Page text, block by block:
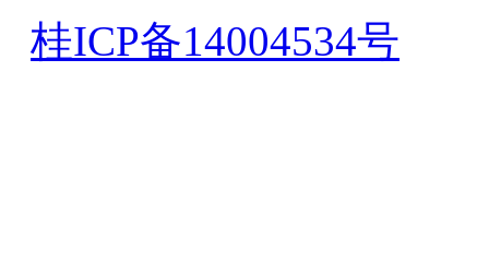
桂ICP备14004534号